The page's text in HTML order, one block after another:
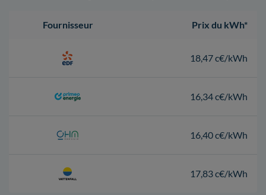
Fournisseur Prix du kWh*
18,47 c€/kWh
16,34 c€/kWh
16,40 c€/kWh
17,83 c€/kWh